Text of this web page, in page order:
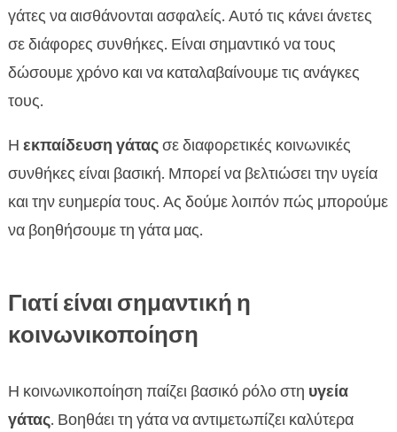
γάτες να αισθάνονται ασφαλείς. Αυτό τις κάνει άνετες
σε διάφορες συνθήκες. Είναι σημαντικό να τους
δώσουμε χρόνο και να καταλαβαίνουμε τις ανάγκες
τους.
Η εκπαίδευση γάταςσε διαφορετικές κοινωνικές
συνθήκες είναι βασική. Μπορεί να βελτιώσει την υγεία
και την ευημερία τους. Ας δούμε λοιπόν πώς μπορούμε
να βοηθήσουμε τη γάτα μας.
Γιατί είναι σημαντική η
κοινωνικοποίηση
Η κοινωνικοποίηση παίζει βασικό ρόλο στη υγεία
γάτας. Βοηθάει τη γάτα να αντιμετωπίζει καλύτερα